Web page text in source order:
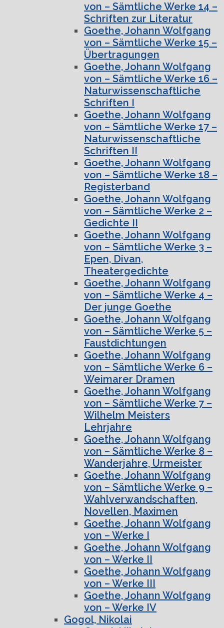
von – Sämtliche Werke 14 –
Schriften zur Literatur
Goethe, Johann Wolfgang
von – Sämtliche Werke 15 –
Übertragungen
Goethe, Johann Wolfgang
von – Sämtliche Werke 16 –
Naturwissenschaftliche
Schriften I
Goethe, Johann Wolfgang
von – Sämtliche Werke 17 –
Naturwissenschaftliche
Schriften II
Goethe, Johann Wolfgang
von – Sämtliche Werke 18 –
Registerband
Goethe, Johann Wolfgang
von – Sämtliche Werke 2 –
Gedichte II
Goethe, Johann Wolfgang
von – Sämtliche Werke 3 –
Epen, Divan,
Theatergedichte
Goethe, Johann Wolfgang
von – Sämtliche Werke 4 –
Der junge Goethe
Goethe, Johann Wolfgang
von – Sämtliche Werke 5 –
Faustdichtungen
Goethe, Johann Wolfgang
von – Sämtliche Werke 6 –
Weimarer Dramen
Goethe, Johann Wolfgang
von – Sämtliche Werke 7 –
Wilhelm Meisters
Lehrjahre
Goethe, Johann Wolfgang
von – Sämtliche Werke 8 –
Wanderjahre, Urmeister
Goethe, Johann Wolfgang
von – Sämtliche Werke 9 –
Wahlverwandschaften,
Novellen, Maximen
Goethe, Johann Wolfgang
von – Werke I
Goethe, Johann Wolfgang
von – Werke II
Goethe, Johann Wolfgang
von – Werke III
Goethe, Johann Wolfgang
von – Werke IV
Gogol, Nikolai